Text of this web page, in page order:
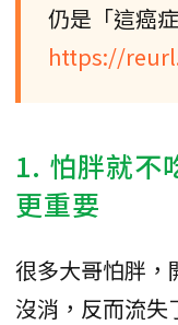
仍是「這癌
https://
1. 怕胖就不
更重要
很多大哥怕胖，
沒消，反而流失